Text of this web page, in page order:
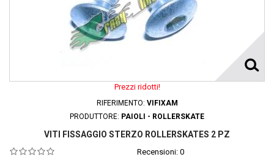
Prezzi ridotti!
RIFERIMENTO: VIFIXAM
PRODUTTORE: PAIOLI - ROLLERSKATE
VITI FISSAGGIO STERZO ROLLERSKATES 2 PZ
Recensioni: 0